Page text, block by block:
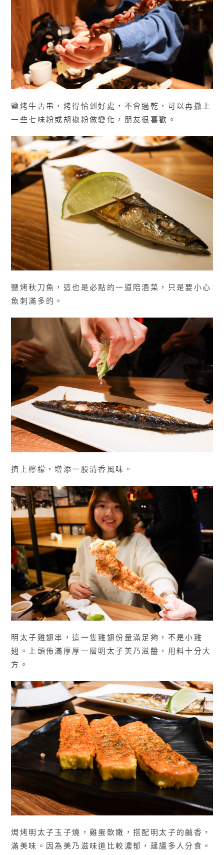
鹽烤牛舌串，烤得恰到好處，不會過乾，可以再撒上
一些七味粉或胡椒粉做變化，朋友很喜歡。
鹽烤秋刀魚，這也是必點的一道陪酒菜，只是要小心
魚刺滿多的。
擠上檸檬，增添一股清香風味。
明太子雞翅串，這一隻雞翅份量滿足夠，不是小雞
翅。上頭佈滿厚厚一層明太子美乃滋醬，用料十分大
方。
焗烤明太子玉子燒，雞蛋軟嫩，搭配明太子的鹹香，
滿美味。因為美乃滋味道比較濃郁，建議多人分食。